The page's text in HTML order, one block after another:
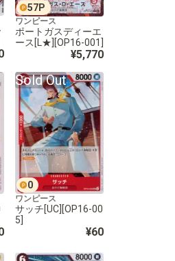
57P
ワンピース
ポートガスディーエ
ース[L★][OP16-001]
¥5,770
Sold Out
0
ワンピース
サッチ[UC][OP16-00
5]
¥60